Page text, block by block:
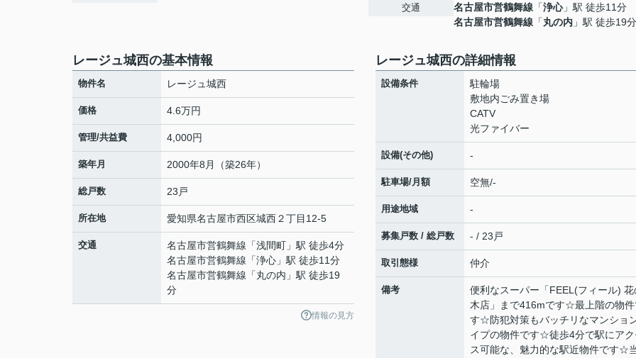
交通
名古屋市営鶴舞線 「浄心」駅 徒歩11分
名古屋市営鶴舞線 「丸の内 」駅 徒歩19分
レージュ城西の基本情報
物件名 レージュ城西
価格 4.6万円
管理/共益費 4,000円
築年月 2000年8月（築26年）
総戸数 23戸
所在地 愛知県名古屋市西区城西２丁目12-5
交通 名古屋市営鶴舞線 「浅間町 」駅 徒歩4分
名古屋市営鶴舞線 「浄心 」駅 徒歩11分
名古屋市営鶴舞線 「丸の内 」駅 徒歩19
分
情報の見方
レージュ城西の詳細情報
設備条件
駐輪場
敷地内ごみ置き場
CATV
光ファイバー
設備(その他) -
駐車場/月額 空無/-
用途地域 -
募集戸数 / 総戸数 - / 23戸
取引態様 仲介
備考
便利なスーパー「FEEL(フィール) 花
木店」まで416mです☆最上階の物
す☆防犯対策もバッチリなマンショ
イプの物件です☆徒歩4分で駅にアク
ス可能な、魅力的な駅近物件です☆